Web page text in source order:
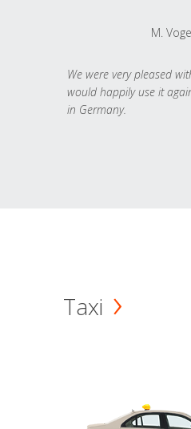
M.
We were very pleased
would happily use it
in Germany.
Taxi